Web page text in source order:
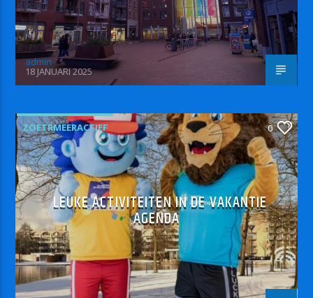
admin
18 JANUARI 2025
ZOETRMEERACTIEF 0
LEUKE ACTIVITEITEN IN DE VAKANTIE
AGENDA